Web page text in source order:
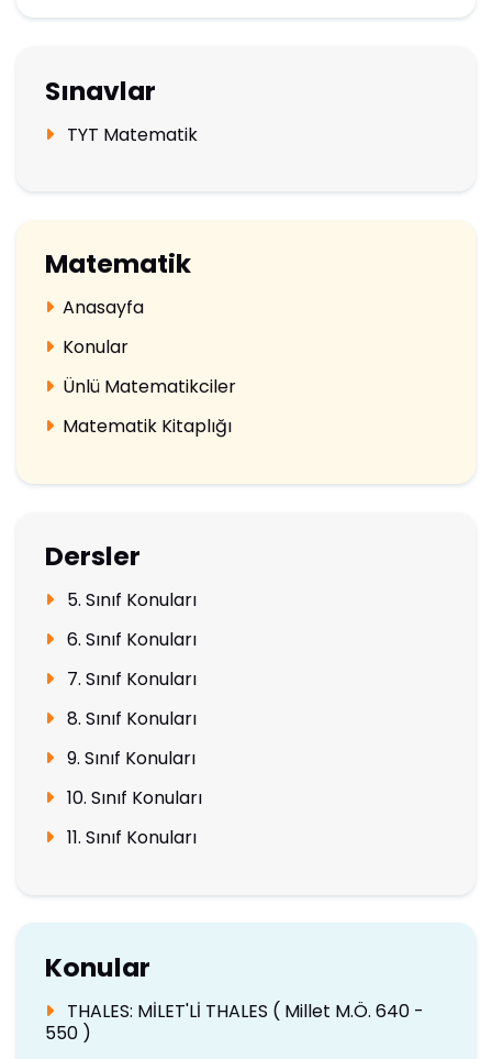
Sınavlar
TYT Matematik
Matematik
Anasayfa
Konular
Ünlü Matematikciler
Matematik Kitaplığı
Dersler
5. Sınıf Konuları
6. Sınıf Konuları
7. Sınıf Konuları
8. Sınıf Konuları
9. Sınıf Konuları
10. Sınıf Konuları
11. Sınıf Konuları
Konular
THALES: MİLET'Lİ THALES ( Millet M.Ö. 640 -
550 )